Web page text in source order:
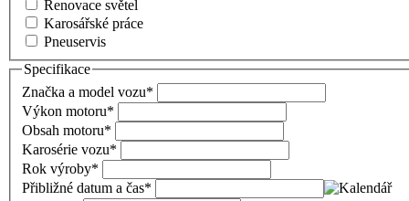
Renovace světel
Karosářské práce
Pneuservis
Specifikace
Značka a model vozu*
Výkon motoru*
Obsah motoru*
Karosérie vozu*
Rok výroby*
Přibližné datum a čas*